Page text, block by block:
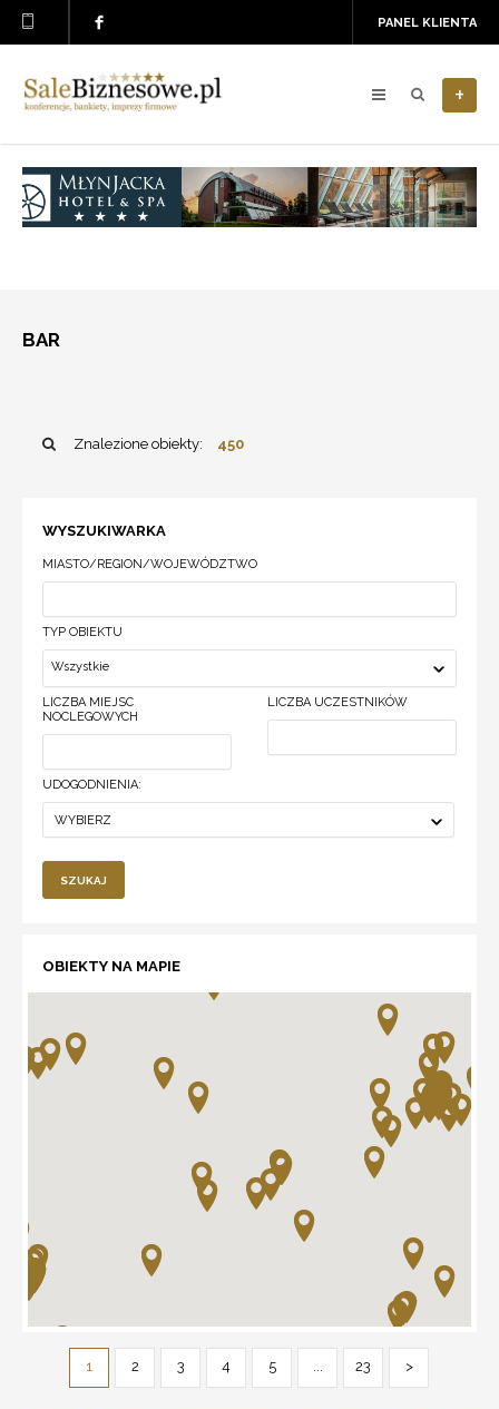
PANEL KLIENTA
+
BAR
Znalezione obiekty: 450
WYSZUKIWARKA
MIASTO/REGION/WOJEWÓDZTWO
TYP OBIEKTU
Wszystkie
LICZBA MIEJSC
NOCLEGOWYCH
LICZBA UCZESTNIKÓW
UDOGODNIENIA:
WYBIERZ
SZUKAJ
OBIEKTY NA MAPIE
1 2 3 4 5 ... 23 >